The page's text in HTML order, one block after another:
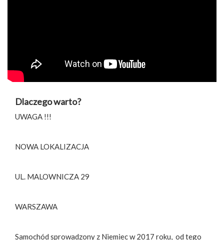
Dlaczego warto?
UWAGA !!!
NOWA LOKALIZACJA
UL. MALOWNICZA 29
WARSZAWA
Samochód sprowadzony z Niemiec w 2017 roku, od tego